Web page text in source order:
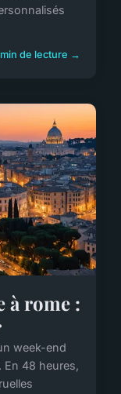
de lecture →
à rome :
week-end
48 heures,